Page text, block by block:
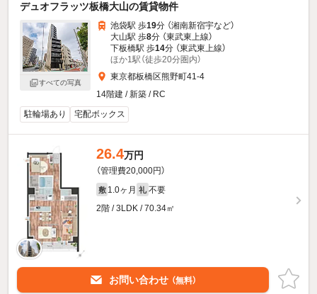
デュオフラッツ板橋大山の賃貸物件
すべての写真
池袋駅 歩19分 （湘南新宿宇など）
大山駅 歩8分 （東武東上線）
下板橋駅 歩14分 （東武東上線）
ほか1駅（徒歩20分圏内）
東京都板橋区熊野町41-4
14階建 / 新築 / RC
駐輪場あり
宅配ボックス
26.4万円
（管理費20,000円）
敷 1.0ヶ月 礼 不要
2階 / 3LDK / 70.34㎡
お問い合わせ （無料）